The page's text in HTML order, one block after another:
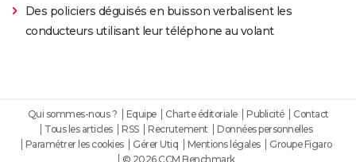
Des policiers déguisés en buisson verbalisent les
conducteurs utilisant leur téléphone au volant
Qui sommes-nous ? Equipe Charte éditoriale Publicité
Contact
Tous les articles
RSS Recrutement
Données personnelles
Paramétrer les cookies
Gérer Utiq Mentions légales
Groupe Figaro
© 2026 CCM Benchmark